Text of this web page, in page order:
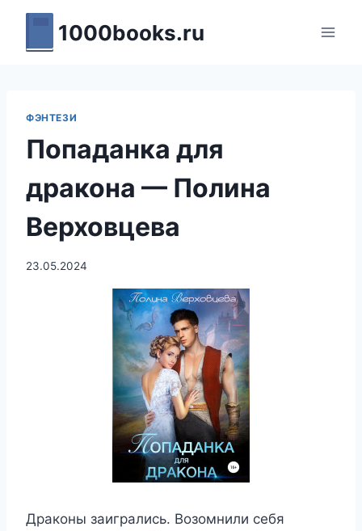
Перейти
содержимому
1000books.ru
ФЭНТЕЗИ
Попаданка для
дракона — Полина
Верховцева
23.05.2024
Драконы заигрались. Возомнили себя